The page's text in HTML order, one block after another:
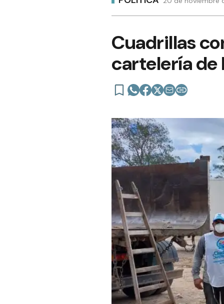
Cuadrillas
cartelería de